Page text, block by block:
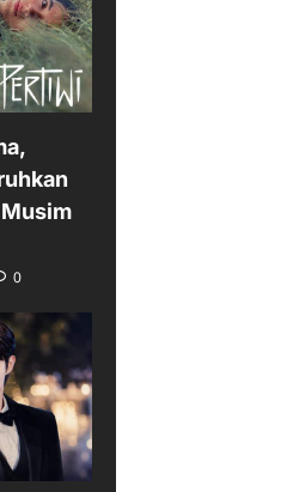
0